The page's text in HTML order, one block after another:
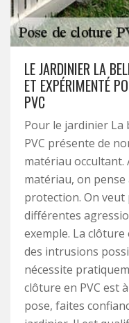
LE JARDINIER LA
ET EXPÉRIMENTÉ
PVC
Pour le jardinier La
PVC présente de
matériau occultant.
matériau, on
protection. On veut
différentes
exemple. La
des intrusions
nécessite
clôture en PVC est
pose, faites